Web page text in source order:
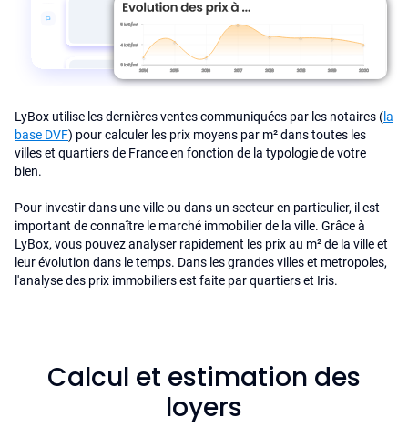
LyBox utilise les dernières ventes communiquées par les notaires (la
base DVF) pour calculer les prix moyens par m² dans toutes les
villes et quartiers de France en fonction de la typologie de votre
bien.
Pour investir dans une ville ou dans un secteur en particulier, il est
important de connaître le marché immobilier de la ville. Grâce à
LyBox, vous pouvez analyser rapidement les prix au m² de la ville et
leur évolution dans le temps. Dans les grandes villes et metropoles,
l'analyse des prix immobiliers est faite par quartiers et Iris.
Calcul et estimation des
loyers